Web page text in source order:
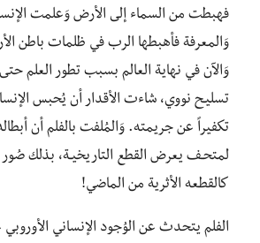
فهبطت من السماء إلى الأرض وَعلمت
وَالمعرفة فأهبطها الرب في ظلمات باطن
وَالآن في نهاية العالم بسبب تطور العلم
تسليـح نووي، شاءت الأقدار أن يُحبس
تكفيراً عن جريمته. وَالمُلفت بالفلم أن
لمتحـف يعرض القطع التاريخيـة، بذلك صُور
كالقطعه الأثرية من الماضي!
الفلم يتحدث عن الوُجود الإنساني